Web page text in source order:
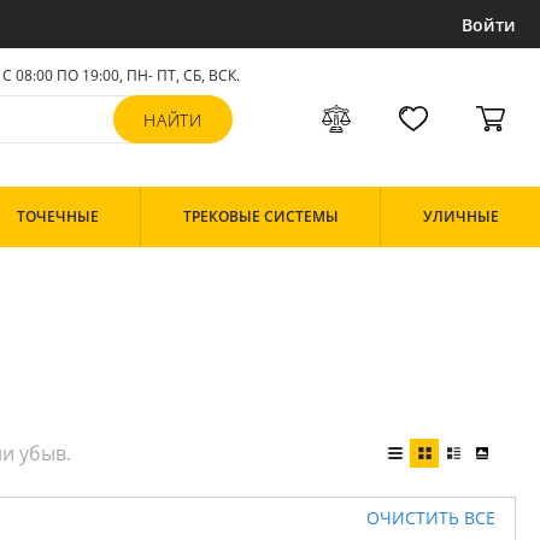
Войти
С 08:00 ПО 19:00, ПН- ПТ, СБ, ВСК.
ТОЧЕЧНЫЕ ТРЕКОВЫЕ СИСТЕМЫ УЛИЧНЫЕ
ОЧИСТИТЬ ВСЕ